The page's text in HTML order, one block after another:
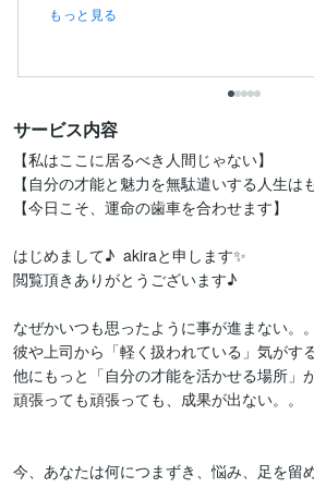
もっと見る
サービス内容
【私はここに居るべき人間じゃない】
【自分の才能と魅力を無駄遣いする人生は
【今日こそ、運命の歯車を合わせます】
はじめまして♪  akiraと申します✨
閲覧頂きありがとうございます♪
なぜかいつも思ったように事が進まない。。
彼や上司から「軽く扱われている」気がする
他にもっと「自分の才能を活かせる場所」
頑張っても頑張っても、成果が出ない。。
今、あなたは何につまずき、悩み、足を留